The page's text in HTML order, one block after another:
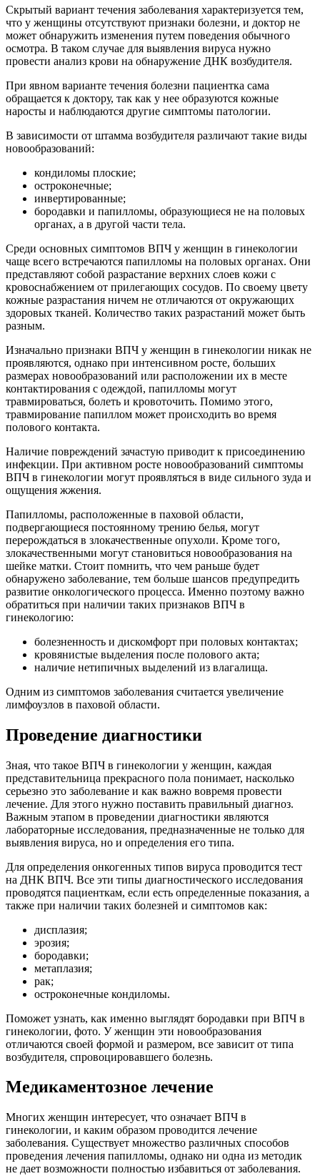
Скрытый вариант течения заболевания характеризуется тем,
что у женщины отсутствуют признаки болезни, и доктор не
может обнаружить изменения путем поведения обычного
осмотра. В таком случае для выявления вируса нужно
провести анализ крови на обнаружение ДНК возбудителя.
При явном варианте течения болезни пациентка сама
обращается к доктору, так как у нее образуются кожные
наросты и наблюдаются другие симптомы патологии.
В зависимости от штамма возбудителя различают такие виды
новообразований:
кондиломы плоские;
остроконечные;
инвертированные;
бородавки и папилломы, образующиеся не на половых
органах, а в другой части тела.
Среди основных симптомов ВПЧ у женщин в гинекологии
чаще всего встречаются папилломы на половых органах. Они
представляют собой разрастание верхних слоев кожи с
кровоснабжением от прилегающих сосудов. По своему цвету
кожные разрастания ничем не отличаются от окружающих
здоровых тканей. Количество таких разрастаний может быть
разным.
Изначально признаки ВПЧ у женщин в гинекологии никак не
проявляются, однако при интенсивном росте, больших
размерах новообразований или расположении их в месте
контактирования с одеждой, папилломы могут
травмироваться, болеть и кровоточить. Помимо этого,
травмирование папиллом может происходить во время
полового контакта.
Наличие повреждений зачастую приводит к присоединению
инфекции. При активном росте новообразований симптомы
ВПЧ в гинекологии могут проявляться в виде сильного зуда и
ощущения жжения.
Папилломы, расположенные в паховой области,
подвергающиеся постоянному трению белья, могут
перерождаться в злокачественные опухоли. Кроме того,
злокачественными могут становиться новообразования на
шейке матки. Стоит помнить, что чем раньше будет
обнаружено заболевание, тем больше шансов предупредить
развитие онкологического процесса. Именно поэтому важно
обратиться при наличии таких признаков ВПЧ в
гинекологию:
болезненность и дискомфорт при половых контактах;
кровянистые выделения после полового акта;
наличие нетипичных выделений из влагалища.
Одним из симптомов заболевания считается увеличение
лимфоузлов в паховой области.
Проведение диагностики
Зная, что такое ВПЧ в гинекологии у женщин, каждая
представительница прекрасного пола понимает, насколько
серьезно это заболевание и как важно вовремя провести
лечение. Для этого нужно поставить правильный диагноз.
Важным этапом в проведении диагностики являются
лабораторные исследования, предназначенные не только для
выявления вируса, но и определения его типа.
Для определения онкогенных типов вируса проводится тест
на ДНК ВПЧ. Все эти типы диагностического исследования
проводятся пациенткам, если есть определенные показания, а
также при наличии таких болезней и симптомов как:
дисплазия;
эрозия;
бородавки;
метаплазия;
рак;
остроконечные кондиломы.
Поможет узнать, как именно выглядят бородавки при ВПЧ в
гинекологии, фото. У женщин эти новообразования
отличаются своей формой и размером, все зависит от типа
возбудителя, спровоцировавшего болезнь.
Медикаментозное лечение
Многих женщин интересует, что означает ВПЧ в
гинекологии, и каким образом проводится лечение
заболевания. Существует множество различных способов
проведения лечения папилломы, однако ни одна из методик
не дает возможности полностью избавиться от заболевания.